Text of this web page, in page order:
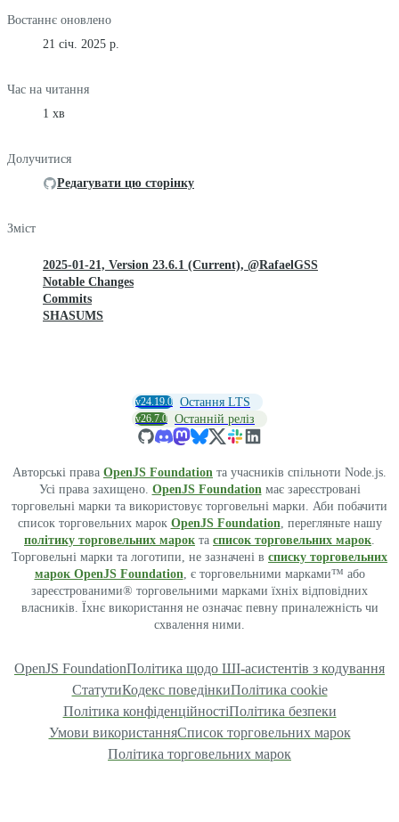
Востаннє оновлено
21 січ. 2025 р.
Час на читання
1 хв
Долучитися
Редагувати цю сторінку
Зміст
2025-01-21, Version 23.6.1 (Current), @RafaelGSS
Notable Changes
Commits
SHASUMS
v24.19.0 Остання LTS
v26.7.0 Останній реліз
Авторські права OpenJS Foundation та учасників спільноти Node.js.
Усі права захищено. OpenJS Foundationмає зареєстровані
торговельні марки та використовує торговельні марки. Аби побачити
список торговельних марок OpenJS Foundation, перегляньте нашу
політику торговельних марок та список торговельних марок.
Торговельні марки та логотипи, не зазначені в списку торговельних
марок OpenJS Foundation, є торговельними марками™ або
зареєстрованими® торговельними марками їхніх відповідних
власників. Їхнє використання не означає певну приналежність чи
схвалення ними.
OpenJS FoundationПолітика щодо ШІ-асистентів з кодування
СтатутиКодекс поведінкиПолітика cookie
Політика конфіденційностіПолітика безпеки
Умови використанняСписок торговельних марок
Політика торговельних марок